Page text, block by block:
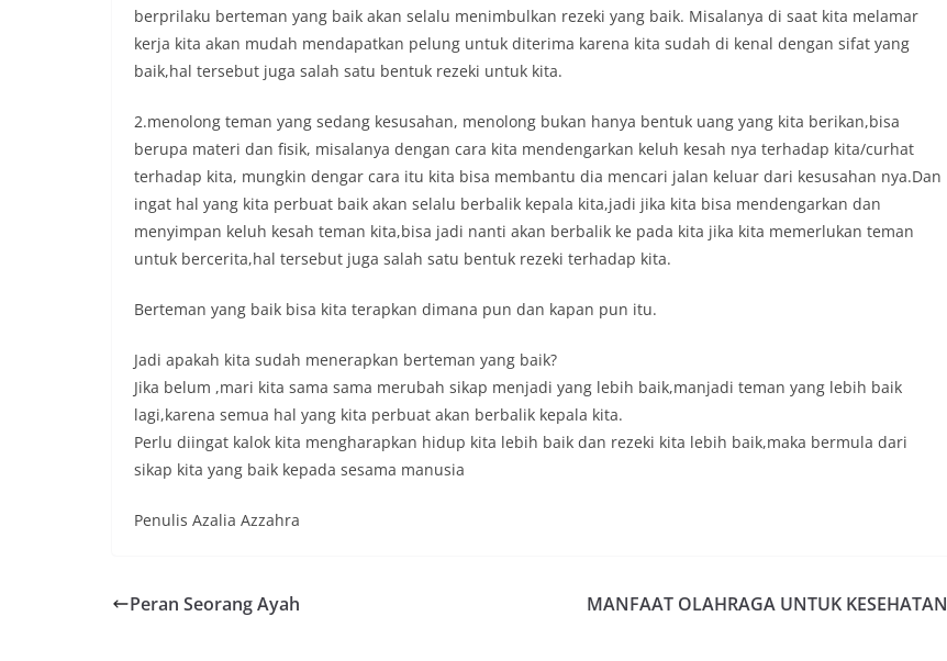
berprilaku berteman yang baik akan selalu menimbulkan rezeki yang baik. Misalanya di saat kita melamar
kerja kita akan mudah mendapatkan pelung untuk diterima karena kita sudah di kenal dengan sifat yang
baik,hal tersebut juga salah satu bentuk rezeki untuk kita.
2.menolong teman yang sedang kesusahan, menolong bukan hanya bentuk uang yang kita berikan,bisa
berupa materi dan fisik, misalanya dengan cara kita mendengarkan keluh kesah nya terhadap kita/curhat
terhadap kita, mungkin dengar cara itu kita bisa membantu dia mencari jalan keluar dari kesusahan nya.Dan
ingat hal yang kita perbuat baik akan selalu berbalik kepala kita,jadi jika kita bisa mendengarkan dan
menyimpan keluh kesah teman kita,bisa jadi nanti akan berbalik ke pada kita jika kita memerlukan teman
untuk bercerita,hal tersebut juga salah satu bentuk rezeki terhadap kita.
Berteman yang baik bisa kita terapkan dimana pun dan kapan pun itu.
Jadi apakah kita sudah menerapkan berteman yang baik?
Jika belum ,mari kita sama sama merubah sikap menjadi yang lebih baik,manjadi teman yang lebih baik
lagi,karena semua hal yang kita perbuat akan berbalik kepala kita.
Perlu diingat kalok kita mengharapkan hidup kita lebih baik dan rezeki kita lebih baik,maka bermula dari
sikap kita yang baik kepada sesama manusia
Penulis Azalia Azzahra
Peran Seorang Ayah MANFAAT OLAHRAGA UNTUK KESEHATAN